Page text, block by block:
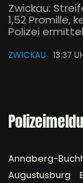
Zwickau:
1,52 Promille,
Polizei
ZWICKAU 13:37
Annaberg-
Augustusburg